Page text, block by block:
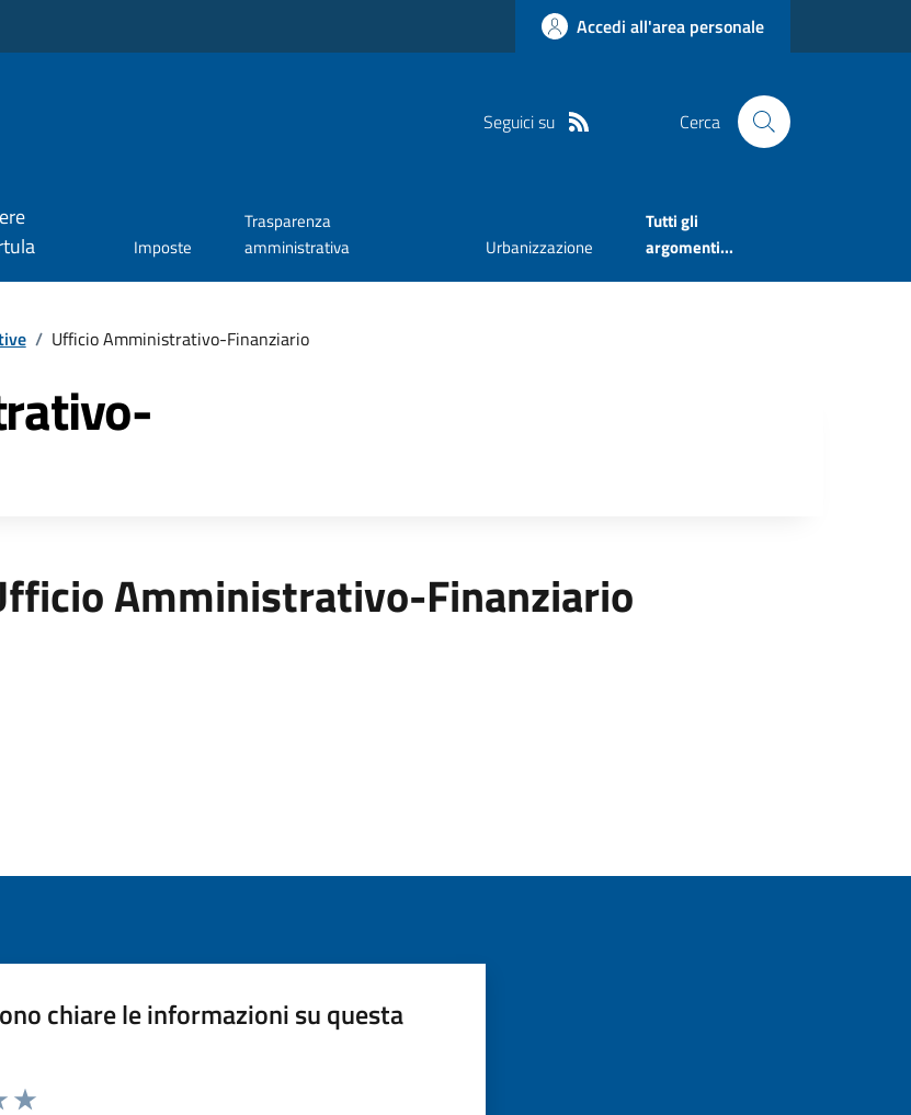
Accedi all'area personale
Seguici su Cerca
Imposte
Trasparenza
amministrativa
Urbanizzazione
Tutti gli
argomenti...
/ Ufficio Amministrativo-Finanziario
Amministrativo-Finanziario
chiare le informazioni su questa
la pagina